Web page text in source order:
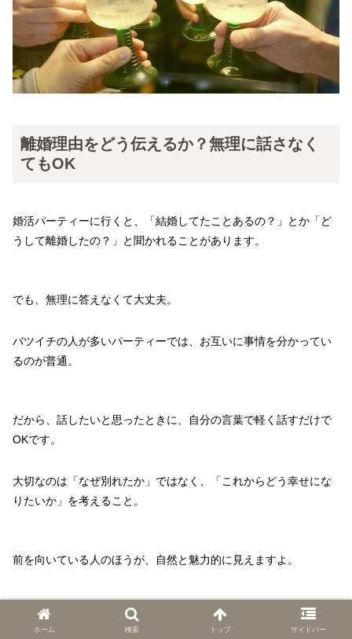
離婚理由をどう伝えるか？無理に話さなく
てもOK
婚活パーティーに行くと、「結婚してたことあるの？」とか「ど
うして離婚したの？」と聞かれることがあります。
でも、無理に答えなくて大丈夫。
バツイチの人が多いパーティーでは、お互いに事情を分かってい
るのが普通。
だから、話したいと思ったときに、自分の言葉で軽く話すだけで
OKです。
大切なのは「なぜ別れたか」ではなく、「これからどう幸せにな
りたいか」を考えること。
前を向いている人のほうが、自然と魅力的に見えますよ。
プロフィールは正直に、でも前向きに
ホーム 検索 トップ サイドバー